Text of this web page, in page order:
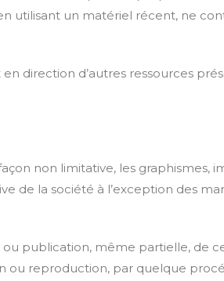
utilisant un matériel récent, ne
direction d’autres ressources
non limitative, les graphismes,
de la société à l’exception des
publication, même partielle, de
ou reproduction, par quelque